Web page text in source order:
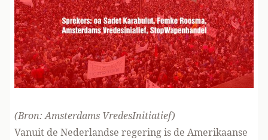
(Bron:Amsterdams VredesInitiatief)
Vanuit de Nederlandse regering is de Amerikaanse